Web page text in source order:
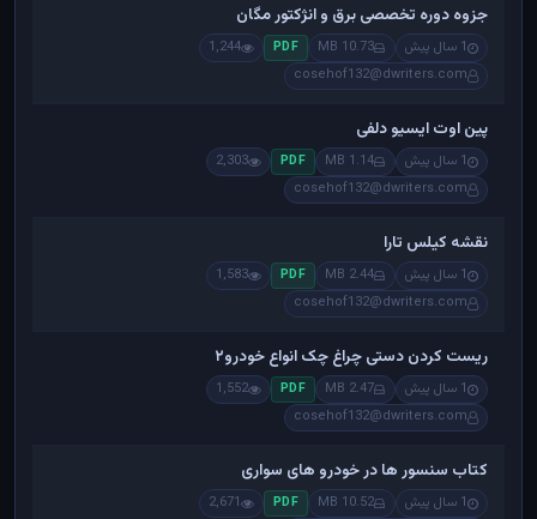
جزوه دوره تخصصی برق و انژکتور مگان
1 سال پیش 10.73 MB
PDF
1,244
cosehof132@dwriters.com
پین اوت ایسیو دلفی
1 سال پیش 1.14 MB
PDF
2,303
cosehof132@dwriters.com
نقشه کیلس تارا
1 سال پیش 2.44 MB
PDF
1,583
cosehof132@dwriters.com
ریست کردن دستی چراغ چک انواع خودرو۲
1 سال پیش 2.47 MB
PDF
1,552
cosehof132@dwriters.com
کتاب سنسور ها در خودرو های سواری
1 سال پیش 10.52 MB
PDF
2,671